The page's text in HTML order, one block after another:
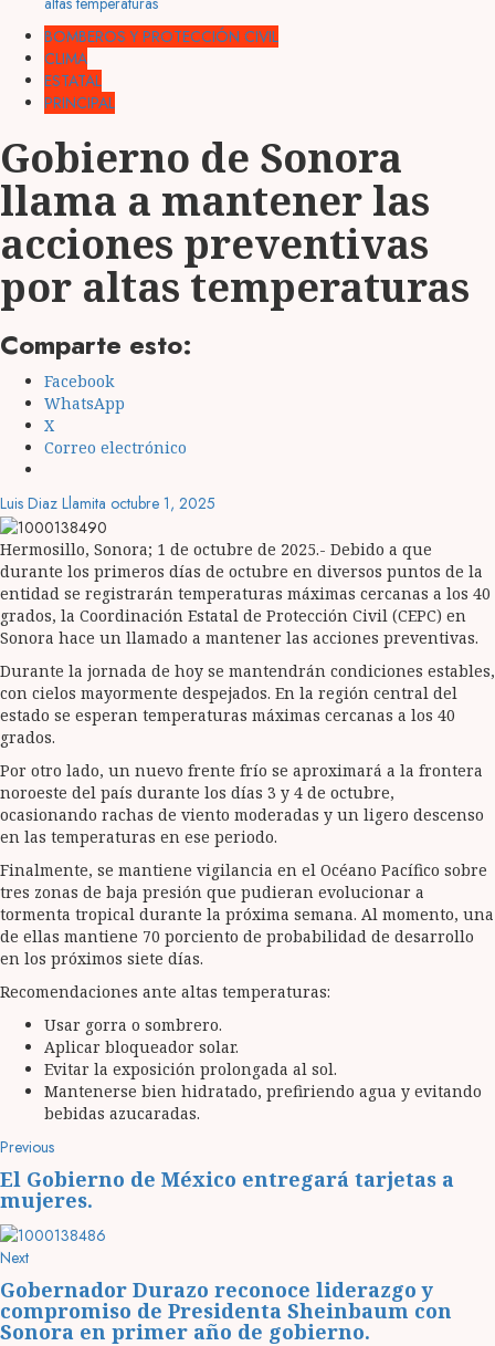
BOMBEROS Y PROTECCIÓN CIVIL
CLIMA
ESTATAL
PRINCIPAL
Gobierno de Sonora
llama a mantener las
acciones preventivas
por altas temperaturas
Comparte esto:
Facebook
WhatsApp
X
Correo electrónico
Luis Diaz Llamita octubre 1, 2025
Hermosillo, Sonora; 1 de octubre de 2025.- Debido a que
durante los primeros días de octubre en diversos puntos de la
entidad se registrarán temperaturas máximas cercanas a los 40
grados, la Coordinación Estatal de Protección Civil (CEPC) en
Sonora hace un llamado a mantener las acciones preventivas.
Durante la jornada de hoy se mantendrán condiciones estables,
con cielos mayormente despejados. En la región central del
estado se esperan temperaturas máximas cercanas a los 40
grados.
Por otro lado, un nuevo frente frío se aproximará a la frontera
noroeste del país durante los días 3 y 4 de octubre,
ocasionando rachas de viento moderadas y un ligero descenso
en las temperaturas en ese periodo.
Finalmente, se mantiene vigilancia en el Océano Pacífico sobre
tres zonas de baja presión que pudieran evolucionar a
tormenta tropical durante la próxima semana. Al momento, una
de ellas mantiene 70 porciento de probabilidad de desarrollo
en los próximos siete días.
Recomendaciones ante altas temperaturas:
Usar gorra o sombrero.
Aplicar bloqueador solar.
Evitar la exposición prolongada al sol.
Mantenerse bien hidratado, prefiriendo agua y evitando
bebidas azucaradas.
Post
navigation
PreviousPrevious
post:
El Gobierno de México entregará tarjetas a
mujeres.
NextNext
post:
Gobernador Durazo reconoce liderazgo y
compromiso de Presidenta Sheinbaum con
Sonora en primer año de gobierno.